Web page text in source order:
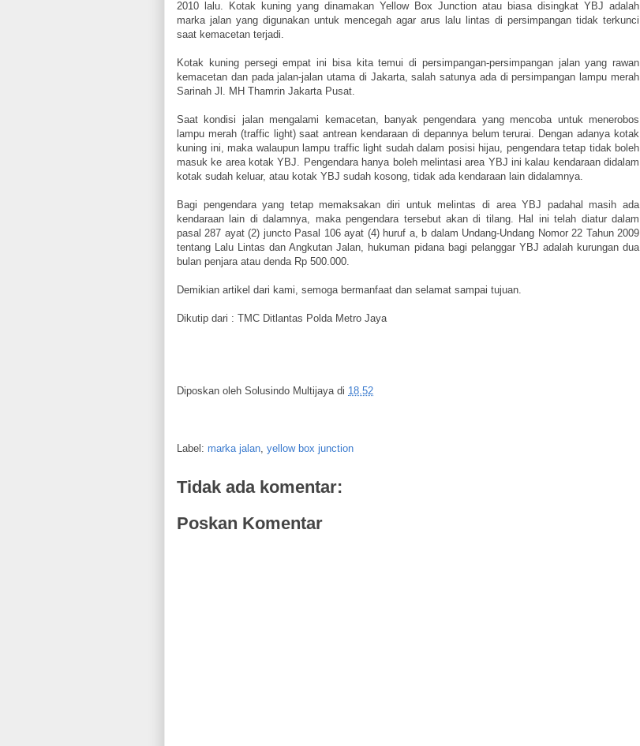
2010 lalu. Kotak kuning yang dinamakan Yellow Box Junction atau biasa disingkat YBJ adalah
marka jalan yang digunakan untuk mencegah agar arus lalu lintas di persimpangan tidak terkunci
saat kemacetan terjadi.
Kotak kuning persegi empat ini bisa kita temui di persimpangan-persimpangan jalan yang rawan
kemacetan dan pada jalan-jalan utama di Jakarta, salah satunya ada di persimpangan lampu merah
Sarinah Jl. MH Thamrin Jakarta Pusat.
Saat kondisi jalan mengalami kemacetan, banyak pengendara yang mencoba untuk menerobos
lampu merah (traffic light) saat antrean kendaraan di depannya belum terurai. Dengan adanya kotak
kuning ini, maka walaupun lampu traffic light sudah dalam posisi hijau, pengendara tetap tidak boleh
masuk ke area kotak YBJ. Pengendara hanya boleh melintasi area YBJ ini kalau kendaraan didalam
kotak sudah keluar, atau kotak YBJ sudah kosong, tidak ada kendaraan lain didalamnya.
Bagi pengendara yang tetap memaksakan diri untuk melintas di area YBJ padahal masih ada
kendaraan lain di dalamnya, maka pengendara tersebut akan di tilang. Hal ini telah diatur dalam
pasal 287 ayat (2) juncto Pasal 106 ayat (4) huruf a, b dalam Undang-Undang Nomor 22 Tahun 2009
tentang Lalu Lintas dan Angkutan Jalan, hukuman pidana bagi pelanggar YBJ adalah kurungan dua
bulan penjara atau denda Rp 500.000.
Demikian artikel dari kami, semoga bermanfaat dan selamat sampai tujuan.
Dikutip dari : TMC Ditlantas Polda Metro Jaya
Diposkan oleh Solusindo Multijaya di 18.52
Label: marka jalan, yellow box junction
Tidak ada komentar:
Poskan Komentar